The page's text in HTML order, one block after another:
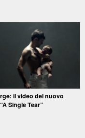
il video del nuovo
Single Tear”